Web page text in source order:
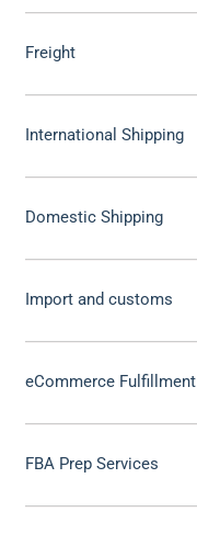
Freight
International Shipping
Domestic Shipping
Import and customs
eCommerce Fulfillment
FBA Prep Services